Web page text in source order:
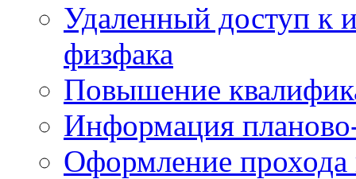
Удаленный доступ к
физфака
Повышение
Информация
Оформление прохода